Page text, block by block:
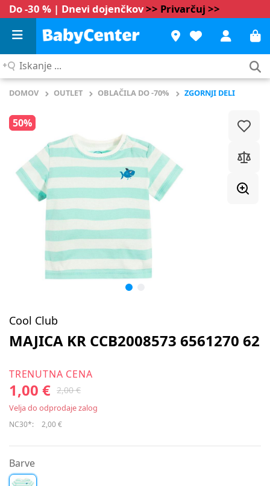
Do -30 % | Dnevi dojenčkov>> Privarčuj >>
Iskanje
DOMOV OUTLET OBLAČILA DO -70% ZGORNJI DELI
50%
Cool Club
MAJICA KR CCB2008573 6561270 62
TRENUTNA CENA
1,00 € 2,00 €
Velja do odprodaje zalog
NC30*: 2,00 €
Barve